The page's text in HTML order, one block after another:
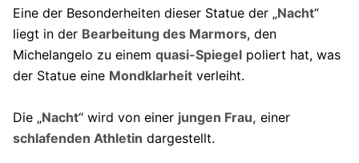
Eine der Besonderheiten dieser Statue der „Nacht“
liegt in der Bearbeitung des Marmors, den
Michelangelo zu einem quasi-Spiegelpoliert hat, was
der Statue eine Mondklarheitverleiht.
Die „Nacht“ wird von einer jungen Frau, einer
schlafenden Athletin dargestellt.